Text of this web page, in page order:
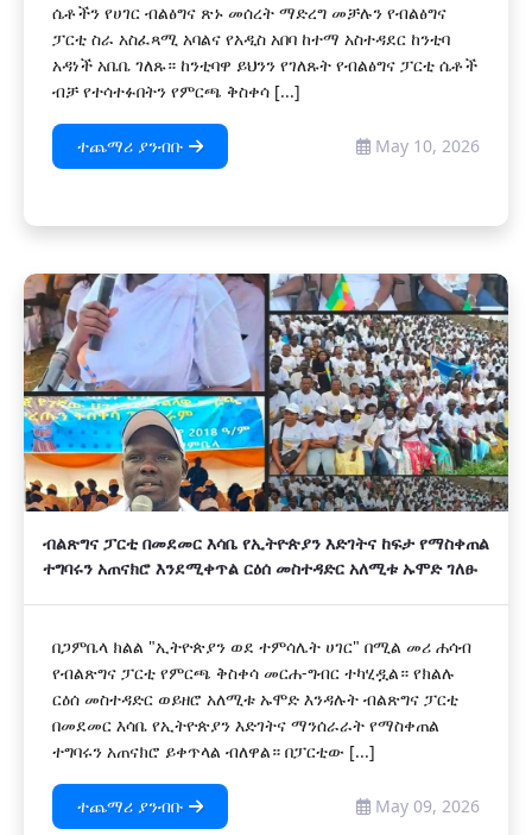
ሴቶችን የሀገር ብልፅግና ጽኑ መሰረት ማድረግ መቻሉን የብልፅግና
ፓርቲ ስራ አስፈጻሚ አባልና የአዲስ አበባ ከተማ አስተዳደር ከንቲባ
አዳነች አቤቤ ገለጹ። ከንቲባዋ ይህንን የገለጹት የብልፅግና ፓርቲ ሴቶች
ብቻ የተሳተፉበትን የምርጫ ቅስቀሳ [...]
ተጨማሪ ያንብቡ May 10, 2026
ብልጽግና ፓርቲ በመደመር እሳቤ የኢትዮጵያን እድገትና ከፍታ የማስቀጠል
ተግባሩን አጠናክሮ እንደሚቀጥል ርዕሰ መስተዳድር አለሚቱ ኡሞድ ገለፁ
በጋምቤላ ክልል "ኢትዮጵያን ወደ ተምሳሌት ሀገር" በሚል መሪ ሐሳብ
የብልጽግና ፓርቲ የምርጫ ቅስቀሳ መርሐ-ግብር ተካሂዷል። የክልሉ
ርዕሰ መስተዳድር ወይዘሮ አለሚቱ ኡሞድ እንዳሉት ብልጽግና ፓርቲ
በመደመር እሳቤ የኢትዮጵያን እድገትና ማንሰራራት የማስቀጠል
ተግባሩን አጠናክሮ ይቀጥላል ብለዋል። በፓርቲው [...]
ተጨማሪ ያንብቡ May 09, 2026